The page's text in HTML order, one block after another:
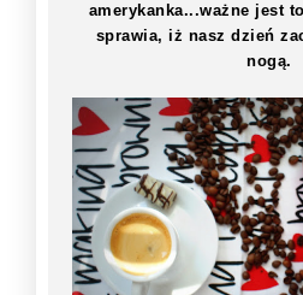
amerykanka...ważne jest
sprawia, iż nasz dzień
nogą.